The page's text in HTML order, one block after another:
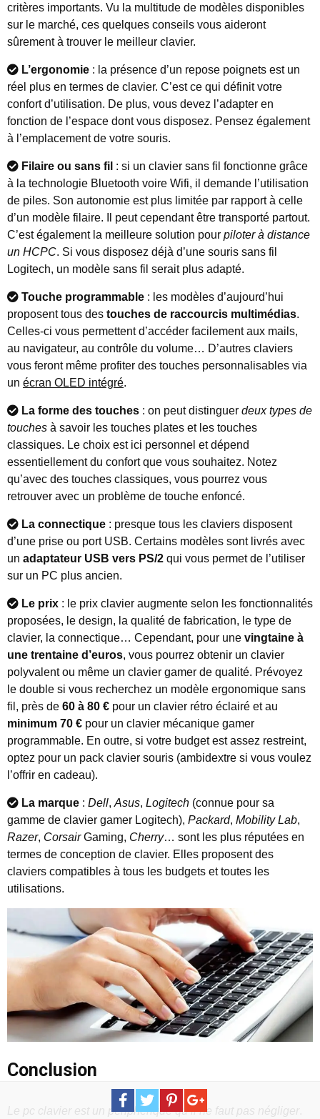
critères importants. Vu la multitude de modèles disponibles
sur le marché, ces quelques conseils vous aideront
sûrement à trouver le meilleur clavier.
L’ergonomie : la présence d’un repose poignets est un
réel plus en termes de clavier. C’est ce qui définit votre
confort d’utilisation. De plus, vous devez l’adapter en
fonction de l’espace dont vous disposez. Pensez également
à l’emplacement de votre souris.
Filaire ou sans fil : si un clavier sans fil fonctionne grâce
à la technologie Bluetooth voire Wifi, il demande l’utilisation
de piles. Son autonomie est plus limitée par rapport à celle
d’un modèle filaire. Il peut cependant être transporté partout.
C’est également la meilleure solution pour piloter à distance
un HCPC. Si vous disposez déjà d’une souris sans fil
Logitech, un modèle sans fil serait plus adapté.
Touche programmable : les modèles d’aujourd’hui
proposent tous des touches de raccourcis multimédias.
Celles-ci vous permettent d’accéder facilement aux mails,
au navigateur, au contrôle du volume… D’autres claviers
vous feront même profiter des touches personnalisables via
un écran OLED intégré.
La forme des touches : on peut distinguer deux types de
touches à savoir les touches plates et les touches
classiques. Le choix est ici personnel et dépend
essentiellement du confort que vous souhaitez. Notez
qu’avec des touches classiques, vous pourrez vous
retrouver avec un problème de touche enfoncé.
La connectique : presque tous les claviers disposent
d’une prise ou port USB. Certains modèles sont livrés avec
un adaptateur USB vers PS/2 qui vous permet de l’utiliser
sur un PC plus ancien.
Le prix : le prix clavier augmente selon les fonctionnalités
proposées, le design, la qualité de fabrication, le type de
clavier, la connectique… Cependant, pour une vingtaine à
une trentaine d’euros, vous pourrez obtenir un clavier
polyvalent ou même un clavier gamer de qualité. Prévoyez
le double si vous recherchez un modèle ergonomique sans
fil, près de 60 à 80 € pour un clavier rétro éclairé et au
minimum 70 € pour un clavier mécanique gamer
programmable. En outre, si votre budget est assez restreint,
optez pour un pack clavier souris (ambidextre si vous voulez
l’offrir en cadeau).
La marque : Dell, Asus, Logitech (connue pour sa
gamme de clavier gamer Logitech), Packard, Mobility Lab,
Razer, CorsairGaming, Cherry… sont les plus réputées en
termes de conception de clavier. Elles proposent des
claviers compatibles à tous les budgets et toutes les
utilisations.
Conclusion
Le pc clavier est un périphérique qu’il ne faut pas négliger .